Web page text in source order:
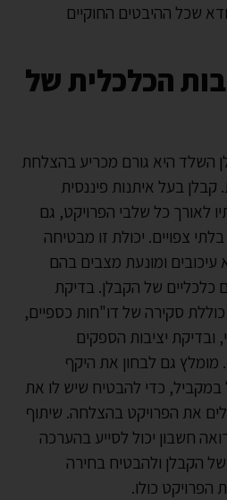
שכל ההיבטים החוקיים
הכלכלית של
השלד היא גורם מכריע בהצלחת
קבלן בעל איתנות פיננסית
לאורך כל שלבי הפרויקט, גם
צפויים. יכולת זו מבטיחה
ומונעת מצבים בהם
כלכליים של הקבלן. בדיקת
סקירה של דו"חות כספיים,
ובדיקת יציבות הספקים
מומלץ גם לבחון את היקף
כדי להבטיח שיש לו את
את הפרויקט בהצלחה. שיתוף
חשבון יכול לסייע בהערכה
הקבלן ולהבטיח בחירה
כולו.